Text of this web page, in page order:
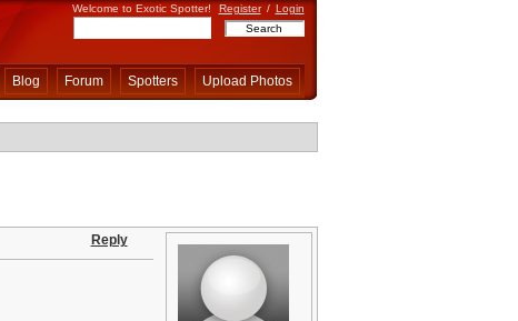
Welcome to Exotic Spotter! Register / Login
Blog Forum Spotters Upload Photos
Reply